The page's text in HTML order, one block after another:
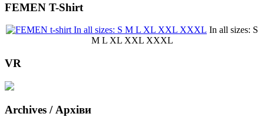
FEMEN T-Shirt
In all sizes: S
M L XL XXL XXXL
VR
Archives / Архіви